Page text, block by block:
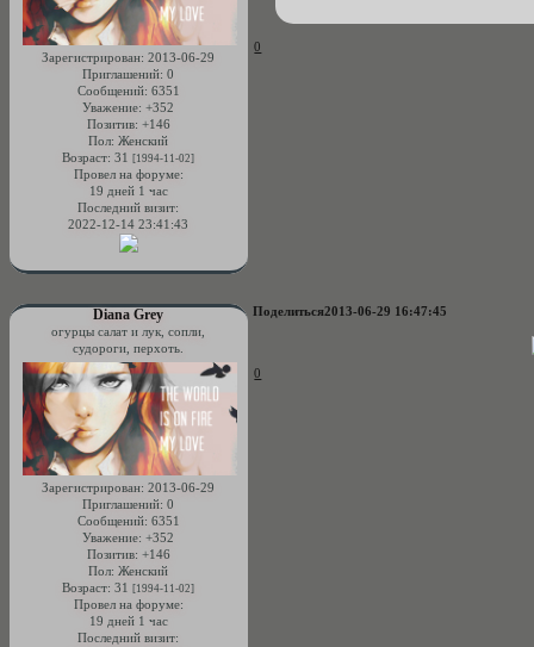
Зарегистрирован: 2013-06-29
Приглашений: 0
Сообщений: 6351
Уважение: +352
Позитив: +146
Пол: Женский
Возраст: 31[1994-11-02]
Провел на форуме:
19 дней 1 час
Последний визит:
2022-12-14 23:41:43
0
Поделиться2013-06-29 16:47:45
Diana Grey
огурцы салат и лук, сопли,
судороги, перхоть.
Зарегистрирован: 2013-06-29
Приглашений: 0
Сообщений: 6351
Уважение: +352
Позитив: +146
Пол: Женский
Возраст: 31[1994-11-02]
Провел на форуме:
19 дней 1 час
Последний визит:
0